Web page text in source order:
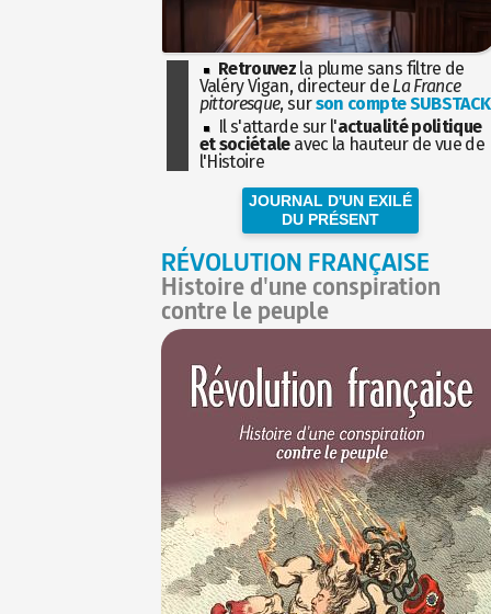
Retrouvez la plume sans filtre de
Valéry Vigan, directeur de La France
pittoresque, surson compte SUBSTACK
Il s'attarde sur l'actualité politique
et sociétaleavec la hauteur de vue de
l'Histoire
JOURNAL D'UN EXILÉ
DU PRÉSENT
RÉVOLUTION FRANÇAISE
Histoire d'une conspiration
contre le peuple